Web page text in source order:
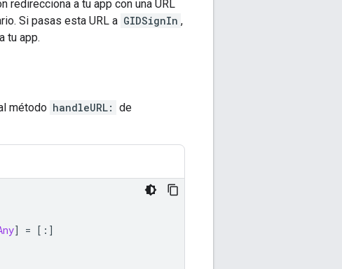
redirecciona a tu app con una URL
Si pasas esta URL a GIDSignIn ,
tu app.
método handleURL: de
] = [:]